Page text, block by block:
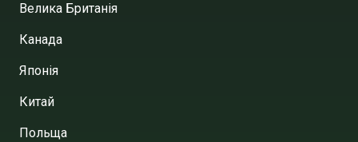
Велика Британія
Канада
Японія
Китай
Польща